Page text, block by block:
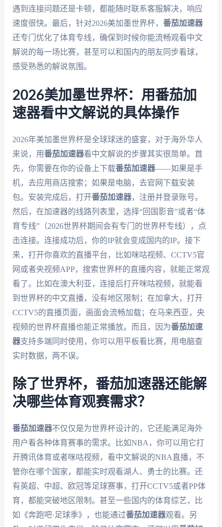
遇到连接问题还是卡顿，都能随时联系客服解决，响应
速度很快。最后，针对2026美加墨世界杯， 番茄加速器
还专门优化了体育专线，确保到时候你能流畅观看中文
解说的每一场比赛，甚至可以和国内的朋友同步看球，
感受熟悉的解说氛围。
2026美加墨世界杯：用番茄加
速器看中文解说的具体操作
2026年美加墨世界杯是全球球迷的盛宴，对于海外华人
来说，用番茄加速器看中文解说的步骤其实很简单。首
先，你需要在你的设备上下载番茄加速器——如果是手
机，去应用商店搜索；如果是电脑，去官网下载安装
包。安装完成后，打开番茄加速器，注册并登录账号。
然后，在加速器的线路列表里，选择“回国影音”或者“体
育专线”（2026世界杯期间会有专门的世界杯专线），点
击连接。连接成功后，你的IP就会变成国内的IP。接下
来，打开你喜欢的直播平台，比如咪咕视频、CCTV5官
网或者央视频APP，搜索世界杯的直播内容，就能正常观
看了。比如在澳大利亚，连接后打开咪咕视频，就能看
到世界杯的中文直播，没有地区限制；在加拿大，打开
CCTV5的直播页面，画面会流畅加载；在马来西亚，央
视频的世界杯直播也能正常播放。而且，因为番茄加速
器支持多端同时使用，你可以用平板看比赛，用电脑查
实时数据，两不误。
除了世界杯，番茄加速器还能解
决哪些体育观赛需求？
番茄加速器不仅仅是为世界杯设计的，它还能满足海外
用户看各种体育赛事的需求。比如NBA，你可以用它打
开腾讯体育或者咪咕视频，看中文解说的NBA直播，不
管你在哪个国家，都能实时观看湖人、勇士的比赛。还
有英超、中超、欧冠等足球赛事，打开CCTV5或者PP体
育，都能突破地区限制。甚至一些国内的体育综艺，比
如《奔跑吧·足球季》，也能通过番茄加速器观看。另